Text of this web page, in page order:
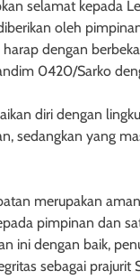
selamat kepada
oleh
dengan
0420/Sarko
diri dengan
sedangkan yang
merupakan
pimpinan dan
ini dengan baik,
sebagai prajurit